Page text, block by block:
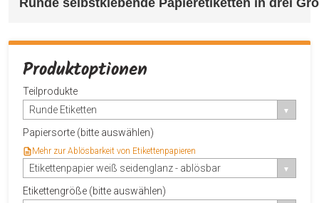
Runde selbstklebende Papieretiketten in drei
Produktoptionen
Teilprodukte
Runde Etiketten
Papiersorte (bitte auswählen)
Mehr zur Ablösbarkeit von Etikettenpapieren
Etikettenpapier weiß seidenglanz - ablösbar
Etikettengröße (bitte auswählen)